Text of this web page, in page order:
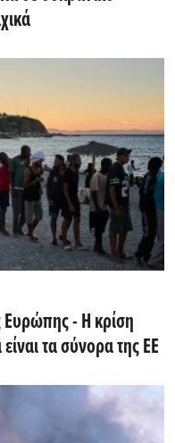
- Η κρίση
τα σύνορα της ΕΕ